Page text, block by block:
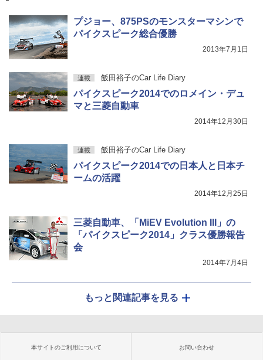
プジョー、875PSのモンスターマシンで
パイクスピーク総合優勝
2013年7月1日
連載 飯田裕子のCar Life Diary
パイクスピーク2014でのロメイン・デュ
マと三菱自動車
2014年12月30日
連載 飯田裕子のCar Life Diary
パイクスピーク2014での日本人と日本チ
ームの活躍
2014年12月25日
三菱自動車、「MiEV Evolution III」の
「パイクスピーク2014」クラス優勝報告
会
2014年7月4日
もっと関連記事を見る
本サイトのご利用について お問い合わせ